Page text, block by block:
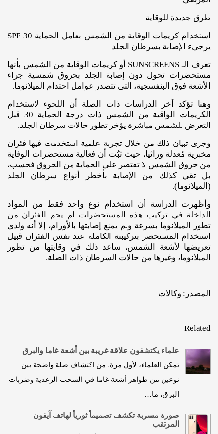
طرق جديدة للوقاية
استخدام كريمات الوقاية من الشمس بعامل الحماية SPF 30
يرجىء الإصابة بسرطان الجلد
تعرف الـ SUNSCREENS أو كريمات الوقاية من الشمس بأنها
مستحضرات تحول دون إصابة الجلد بحروق شمسية جراء
الأشعة فوق البنفسجية، التي تتصدر عوامل احتدام الميلانوما.
وهنا تؤكد آخر الدراسات ذات الصلة أن اللجوء لاستخدام
الكريمات الواقية من الشمس ذات درجة الحماية 30 قبل
التعرض للشمس مباشرة يؤخر تطور حالات سرطان الجلد.
وجرى تبيان ذلك من خلال تجربة علمية استخدمت فيها فئران
مخبرية مُعدلة وراثيا، حيث ثبُت أن فعالية مستحضرات الوقاية
من حروق الشمس لا تقتصر على الحماية من الحروق فحسب،
بل تقي كذلك من الإصابة بأخطر أنواع سرطان الجلد
(الميلانوما).
وأظهرت الدراسة أن استخدام نوع واحد فقط من المواد
الداخلة في تركيب هذه المستحضرات لم يحم الفئران من
تطور الميلانوما بسرعة ولم يمنع إصابتها بالأورام، إلا أنه ولدى
استخدام المستحضر بتركيبته الكاملة عند نفس الفئران قبيل
تعريضها لأشعة الشمس، ساعد ذلك في وقايتها من تطور
الميلانوما، وغيرها من حالات السرطان ذات الصلة.
المصدر: وكالات
Related
علماء يكتشفون علاقة غريبة بين أشعة غاما والبرق
تمكن العلماء، لأول مرة، من اكتشاف صلة واضحة بين
نوعين من ظواهر أشعة غاما في السحب الرعدية وضربات
البرق، ما…
صورة مسربة تكشف تصميماً ثورياً لهاتف آيفون
المرتقب